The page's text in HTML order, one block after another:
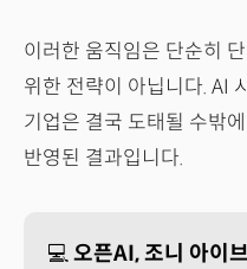
이러한 움직임은 단순히
위한 전략이 아닙니다. AI
기업은 결국 도태될 수밖
반영된 결과입니다.
💻오픈AI, 조니 아이